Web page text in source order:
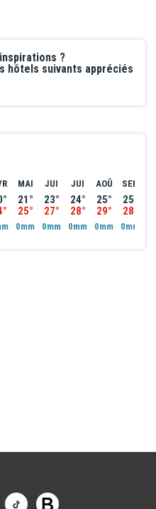
remarquablement bien
de l'accueil sympathique;
?
hôtels suivants appréciés
MAI
21°
25°
0mm
JUI
23°
27°
0mm
JUI
24°
28°
0mm
AOÛ
25°
29°
0mm
SEP
25°
28°
0mm